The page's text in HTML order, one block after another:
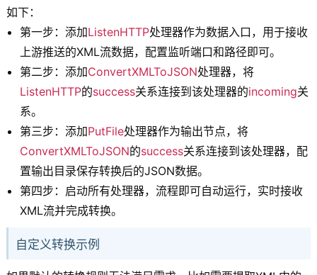
如下：
第一步：添加ListenHTTP处理器作为数据入口，用于接收
上游推送的XML流数据，配置监听端口和路径即可。
第二步：添加ConvertXMLToJSON处理器，将
ListenHTTP的success关系连接到该处理器的incoming关
系。
第三步：添加PutFile处理器作为输出节点，将
ConvertXMLToJSON的success关系连接到该处理器，配
置输出目录保存转换后的JSON数据。
第四步：启动所有处理器，流程即可自动运行，实时接收
XML流并完成转换。
自定义转换示例